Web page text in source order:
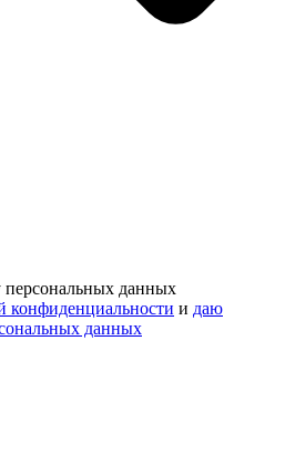
персональных данных
конфиденциальности и даю
данных